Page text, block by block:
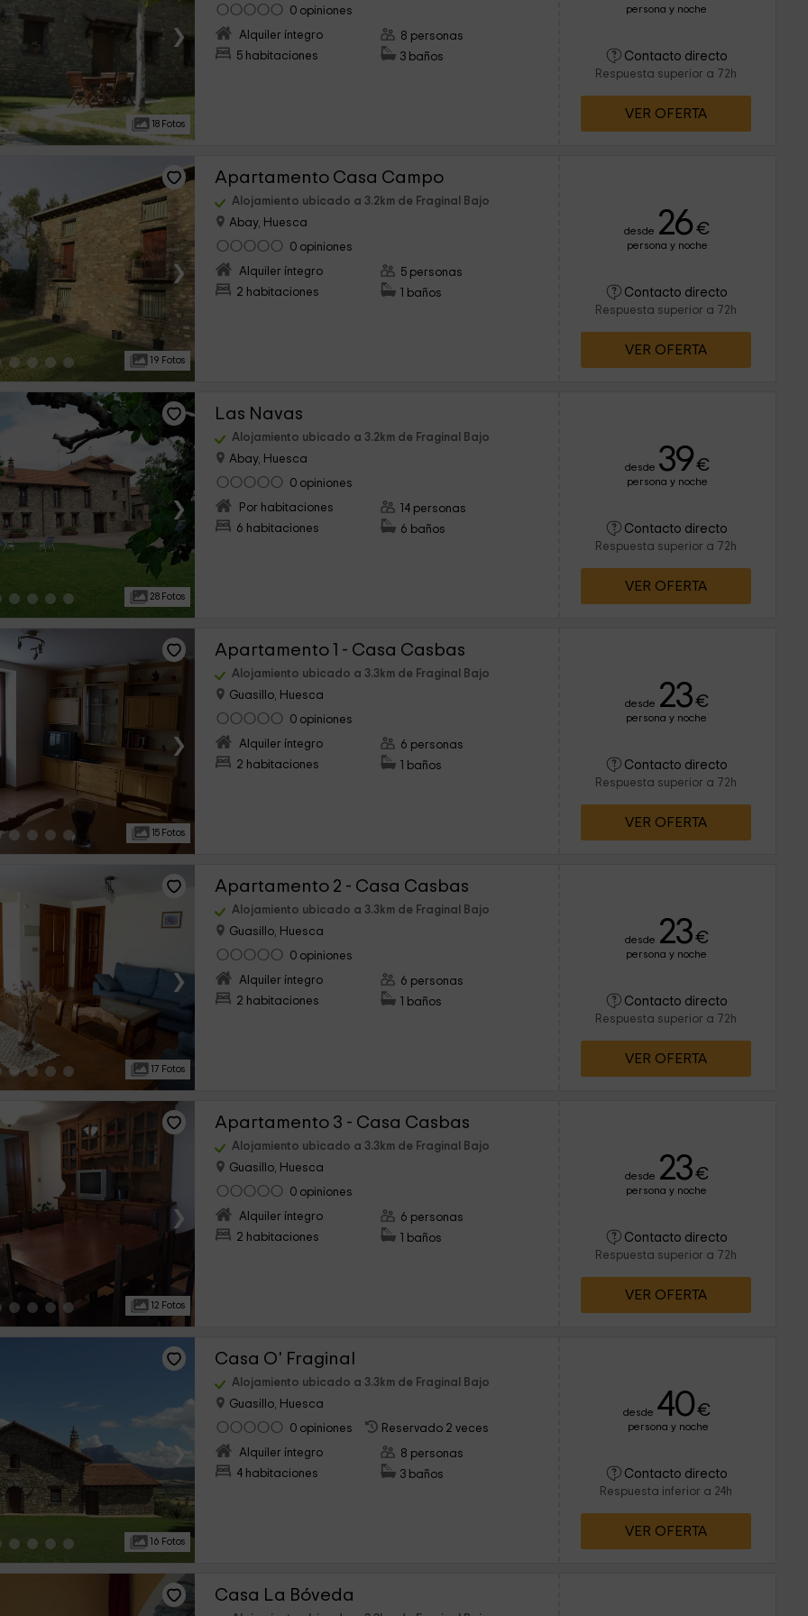
›
18 Fotos
0 opiniones
Alquiler íntegro
5 habitaciones
8 personas
3 baños
persona y noche
Contacto directo
Respuesta superior a 72h
VER OFERTA
›
19 Fotos
Apartamento Casa Campo
Alojamiento ubicado a 3.2km de Fraginal Bajo
Abay, Huesca
0 opiniones
Alquiler íntegro
2 habitaciones
5 personas
1 baños
desde 26 €
persona y noche
Contacto directo
Respuesta superior a 72h
VER OFERTA
›
28 Fotos
Las Navas
Alojamiento ubicado a 3.2km de Fraginal Bajo
Abay, Huesca
0 opiniones
Por habitaciones
6 habitaciones
14 personas
6 baños
desde 39€
persona y noche
Contacto directo
Respuesta superior a 72h
VER OFERTA
›
15 Fotos
Apartamento 1 - Casa Casbas
Alojamiento ubicado a 3.3km de Fraginal Bajo
Guasillo, Huesca
0 opiniones
Alquiler íntegro
2 habitaciones
6 personas
1 baños
desde 23€
persona y noche
Contacto directo
Respuesta superior a 72h
VER OFERTA
›
17 Fotos
Apartamento 2 - Casa Casbas
Alojamiento ubicado a 3.3km de Fraginal Bajo
Guasillo, Huesca
0 opiniones
Alquiler íntegro
2 habitaciones
6 personas
1 baños
desde 23€
persona y noche
Contacto directo
Respuesta superior a 72h
VER OFERTA
›
12 Fotos
Apartamento 3 - Casa Casbas
Alojamiento ubicado a 3.3km de Fraginal Bajo
Guasillo, Huesca
0 opiniones
Alquiler íntegro
2 habitaciones
6 personas
1 baños
desde 23€
persona y noche
Contacto directo
Respuesta superior a 72h
VER OFERTA
›
16 Fotos
Casa O' Fraginal
Alojamiento ubicado a 3.3km de Fraginal Bajo
Guasillo, Huesca
0 opiniones
Reservado 2 veces
Alquiler íntegro
4 habitaciones
8 personas
3 baños
desde 40€
persona y noche
Contacto directo
Respuesta inferior a 24h
VER OFERTA
Casa La Bóveda